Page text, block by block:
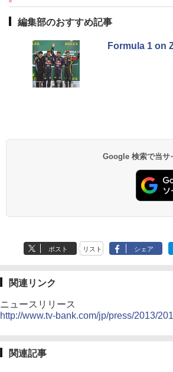
編集部のおすすめ記事
Formula 1 on
Google 検索で当サ
ポスト リスト シェア
関連リンク
ニュースリリース
http://www.tv-bank.com/jp/press/2013/
関連記事